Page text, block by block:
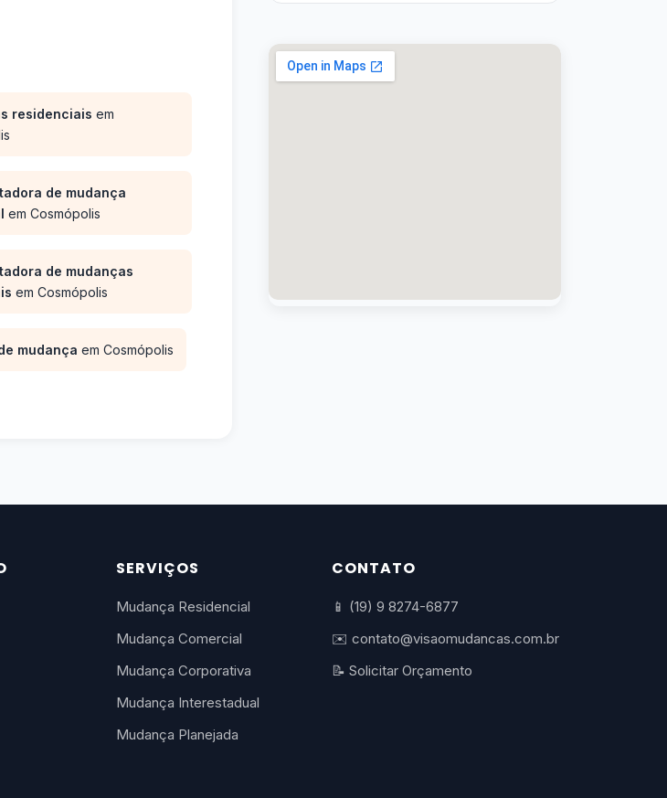
residenciais em
de mudança
em Cosmópolis
de mudanças
em Cosmópolis
mudança em Cosmópolis
SERVIÇOS
Mudança Residencial
Mudança Comercial
Mudança Corporativa
Mudança Interestadual
Mudança Planejada
CONTATO
📱 (19) 9 8274-6877
✉️ contato@visaomudancas.com.br
📝 Solicitar Orçamento